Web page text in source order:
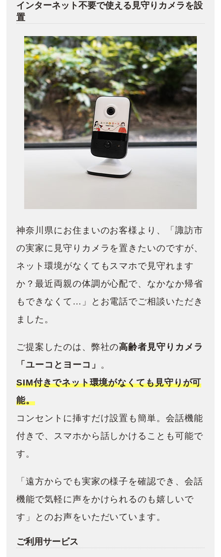
インターネット不要で使える見守りカメラを設
置
神奈川県にお住まいのお客様より、「諏訪市
の実家に見守りカメラを置きたいのですが、
ネット環境がなくてもスマホで見守れます
か？最近両親の体調が心配で、なかなか帰省
もできなくて…」とお電話でご相談いただき
ました。
ご提案したのは、弊社の高齢者見守りカメラ
「ユーコとヨーコ」 。
SIM付きでネット環境がなくても見守りが可
能。
コンセントに挿すだけ設置も簡単。会話機能
付きで、スマホから話しかけることも可能で
す。
「遠方からでも実家の様子を確認でき、会話
機能で気軽に声をかけられるのも嬉しいで
す」とのお声をいただいています。
ご利用サービス